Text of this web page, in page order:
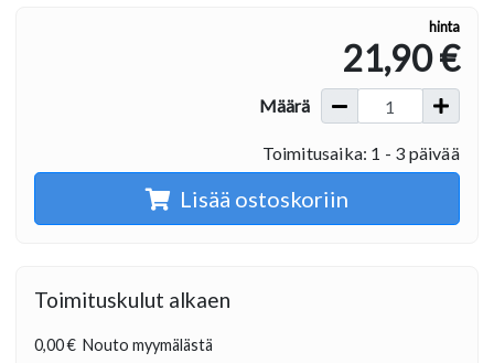
hinta
21,90 €
Määrä
Toimitusaika: 1 - 3 päivää
Lisää ostoskoriin
Toimituskulut alkaen
0,00 € Nouto myymälästä